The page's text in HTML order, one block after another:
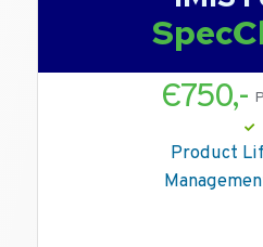
Є750,-
Product